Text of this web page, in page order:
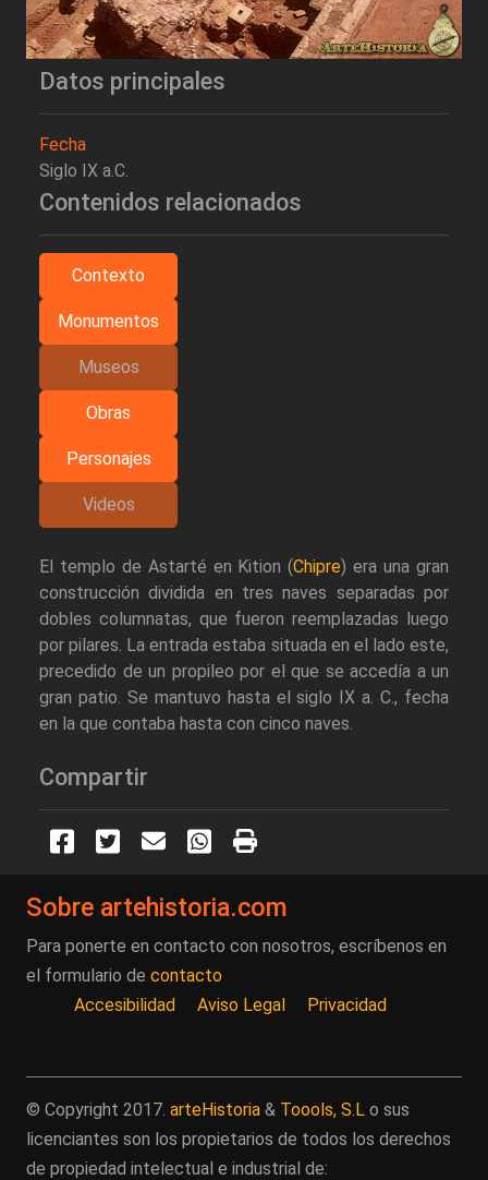
Datos principales
Fecha
Siglo IX a.C.
Contenidos relacionados
Contexto
Monumentos
Museos
Obras
Personajes
Videos
El templo de Astarté en Kition (Chipre) era una gran
construcción dividida en tres naves separadas por
dobles columnatas, que fueron reemplazadas luego
por pilares. La entrada estaba situada en el lado este,
precedido de un propileo por el que se accedía a un
gran patio. Se mantuvo hasta el siglo IX a. C., fecha
en la que contaba hasta con cinco naves.
Compartir
Sobre artehistoria.com
Para ponerte en contacto con nosotros, escríbenos en
el formulario de contacto
Accesibilidad
Aviso Legal Privacidad
© Copyright 2017. arteHistoria & Toools, S.L o sus
licenciantes son los propietarios de todos los derechos
de propiedad intelectual e industrial de: